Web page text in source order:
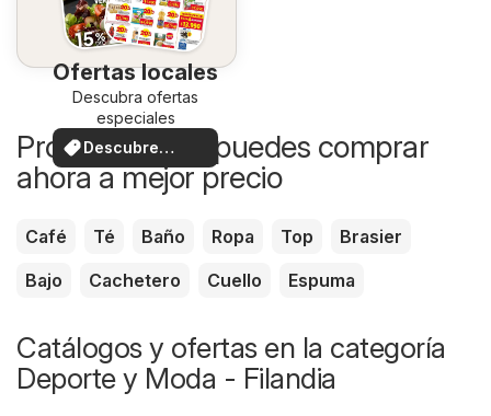
Ofertas locales
Descubra ofertas
especiales
Descubre
ofertas
Productos que puedes comprar
ahora a mejor precio
Café Té Baño Ropa Top
Brasier
Bajo
Cachetero Cuello Espuma
Catálogos y ofertas en la categoría
Deporte y Moda - Filandia